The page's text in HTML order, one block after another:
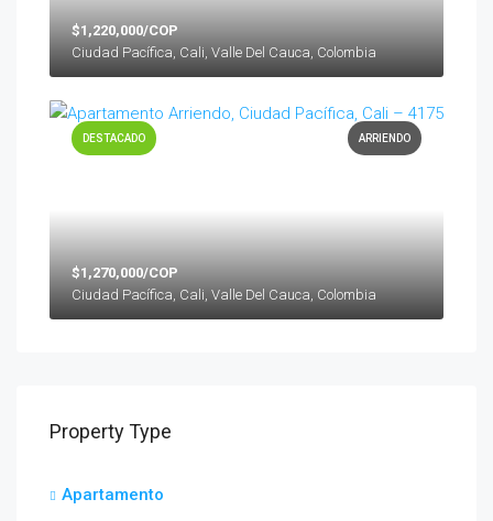
$1,220,000/COP
Ciudad Pacífica, Cali, Valle Del Cauca, Colombia
ARRIENDO
DESTACADO
$1,270,000/COP
Ciudad Pacífica, Cali, Valle Del Cauca, Colombia
Property Type
Apartamento